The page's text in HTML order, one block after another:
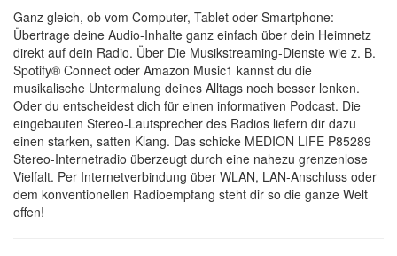
Ganz gleich, ob vom Computer, Tablet oder Smartphone:
Übertrage deine Audio-Inhalte ganz einfach über dein Heimnetz
direkt auf dein Radio. Über Die Musikstreaming-Dienste wie z. B.
Spotify® Connect oder Amazon Music1 kannst du die
musikalische Untermalung deines Alltags noch besser lenken.
Oder du entscheidest dich für einen informativen Podcast. Die
eingebauten Stereo-Lautsprecher des Radios liefern dir dazu
einen starken, satten Klang. Das schicke MEDION LIFE P85289
Stereo-Internetradio überzeugt durch eine nahezu grenzenlose
Vielfalt. Per Internetverbindung über WLAN, LAN-Anschluss oder
dem konventionellen Radioempfang steht dir so die ganze Welt
offen!